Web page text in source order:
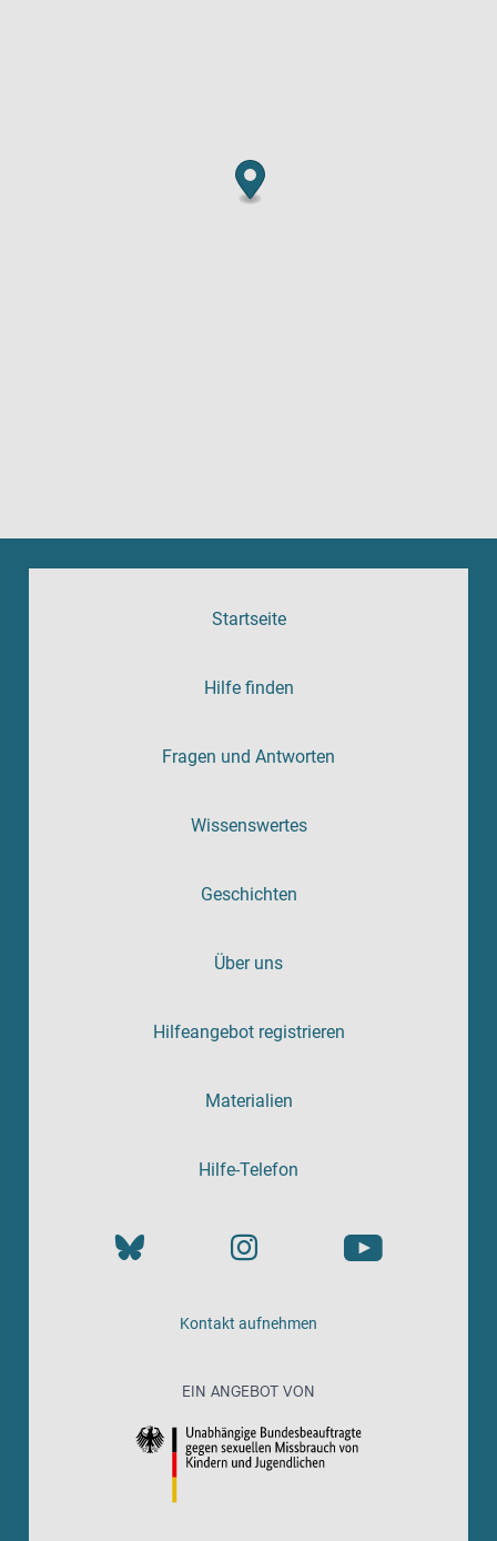
Startseite
Hilfe finden
Fragen und Antworten
Wissenswertes
Geschichten
Über uns
Hilfeangebot registrieren
Materialien
Hilfe-Telefon
Kontakt aufnehmen
EIN ANGEBOT VON